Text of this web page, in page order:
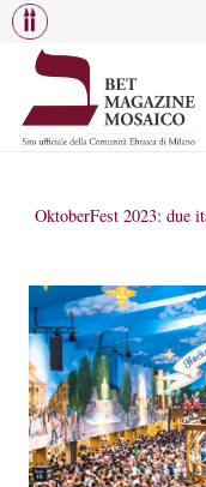
OktoberFest 2023: due